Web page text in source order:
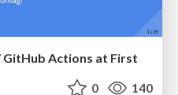
Actions at First
0 140